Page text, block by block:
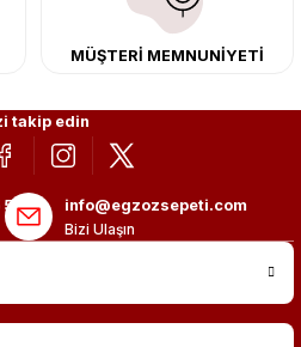
MÜŞTERİ MEMNUNİYETİ
takip edin
56
info@egzozsepeti.com
Bizi Ulaşın